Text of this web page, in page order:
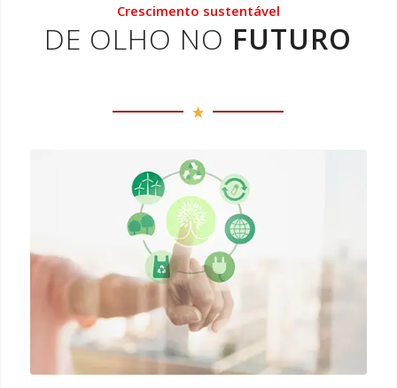
Crescimento sustentável
DE OLHO NO FUTURO